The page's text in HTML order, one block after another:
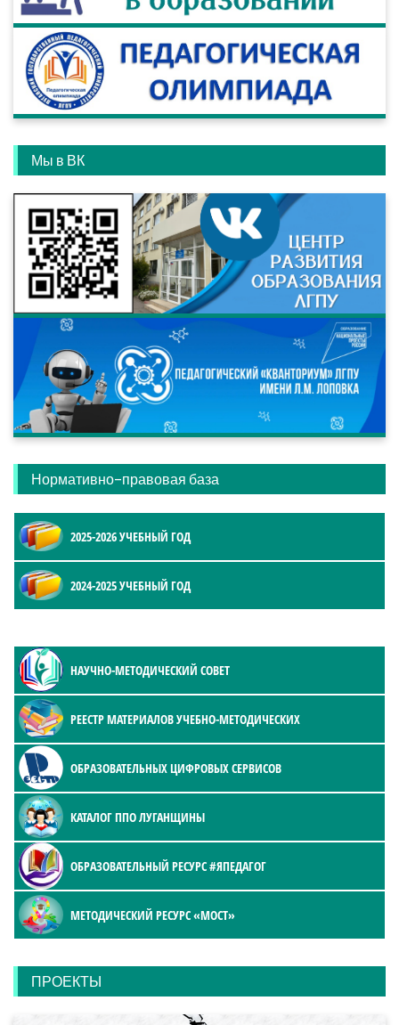
Мы в ВК
Нормативно-правовая база
2025-2026 УЧЕБНЫЙ ГОД
2024-2025 УЧЕБНЫЙ ГОД
НАУЧНО-МЕТОДИЧЕСКИЙ СОВЕТ
РЕЕСТР МАТЕРИАЛОВ УЧЕБНО-МЕТОДИЧЕСКИХ
ОБРАЗОВАТЕЛЬНЫХ ЦИФРОВЫХ СЕРВИСОВ
КАТАЛОГ ППО ЛУГАНЩИНЫ
ОБРАЗОВАТЕЛЬНЫЙ РЕСУРС #ЯПЕДАГОГ
МЕТОДИЧЕСКИЙ РЕСУРС «МОСТ»
ПРОЕКТЫ